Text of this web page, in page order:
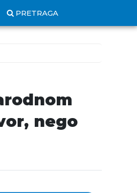
PRETRAGA
nego